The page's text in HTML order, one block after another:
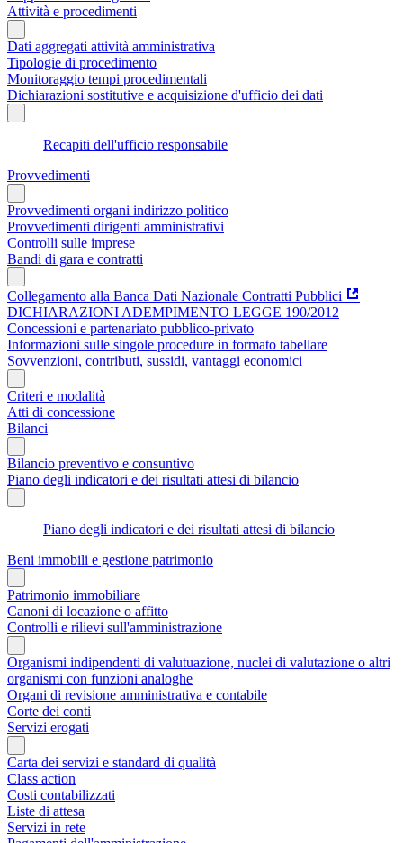
Attività e procedimenti
Dati aggregati attività amministrativa
Tipologie di procedimento
Monitoraggio tempi procedimentali
Dichiarazioni sostitutive e acquisizione d'ufficio dei dati
Recapiti dell'ufficio responsabile
Provvedimenti
Provvedimenti organi indirizzo politico
Provvedimenti dirigenti amministrativi
Controlli sulle imprese
Bandi di gara e contratti
Collegamento alla Banca Dati Nazionale Contratti Pubblici
DICHIARAZIONI ADEMPIMENTO LEGGE 190/2012
Concessioni e partenariato pubblico-privato
Informazioni sulle singole procedure in formato tabellare
Sovvenzioni, contributi, sussidi, vantaggi economici
Criteri e modalità
Atti di concessione
Bilanci
Bilancio preventivo e consuntivo
Piano degli indicatori e dei risultati attesi di bilancio
Piano degli indicatori e dei risultati attesi di bilancio
Beni immobili e gestione patrimonio
Patrimonio immobiliare
Canoni di locazione o affitto
Controlli e rilievi sull'amministrazione
Organismi indipendenti di valutuazione, nuclei di valutazione o altri
organismi con funzioni analoghe
Organi di revisione amministrativa e contabile
Corte dei conti
Servizi erogati
Carta dei servizi e standard di qualità
Class action
Costi contabilizzati
Liste di attesa
Servizi in rete